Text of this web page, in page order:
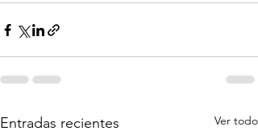
Entradas recientes Ver todo